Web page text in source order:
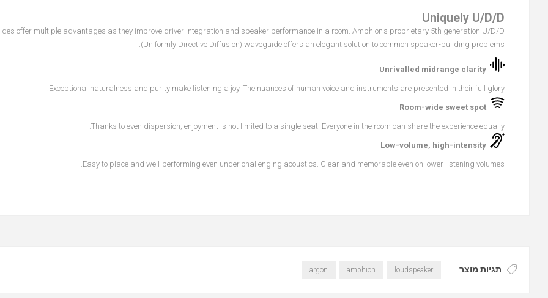
Uniquely U/D/D
offer multiple advantages as they improve driver integration and speaker performance in a room. Amphion's proprietary 5th generation U/D/D
(Uniformly Directive Diffusion) waveguide offers an elegant solution to common speaker-building problems.
Unrivalled midrange clarity
Exceptional naturalness and purity make listening a joy. The nuances of human voice and instruments are presented in their full glory.
Room-wide sweet spot
Thanks to even dispersion, enjoyment is not limited to a single seat. Everyone in the room can share the experience equally.
Low-volume, high-intensity
Easy to place and well-performing even under challenging acoustics. Clear and memorable even on lower listening volumes.
תגיות מוצר loudspeaker
amphion
argon